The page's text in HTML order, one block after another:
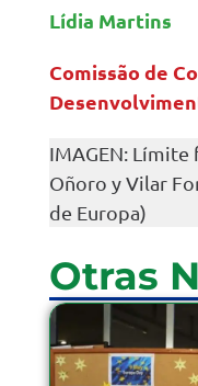
Lídia Martins
Comissão de
IMAGEN:
Oñoro y Vilar
de Europa)
Otras